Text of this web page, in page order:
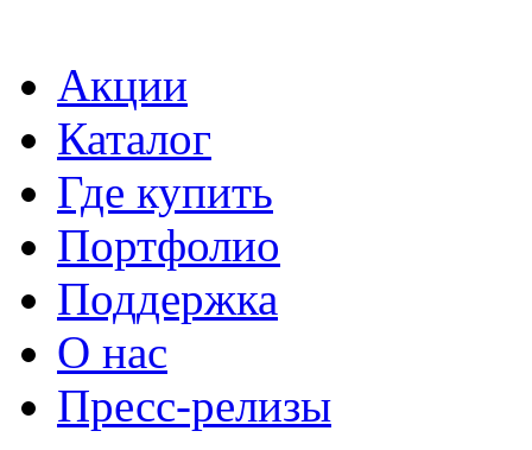
Акции
Каталог
Где купить
Портфолио
Поддержка
О нас
Пресс-релизы